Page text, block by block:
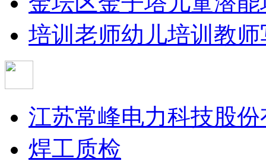
培训老师幼儿培训教师
江苏常峰电力科技股
焊工质检